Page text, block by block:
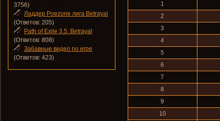
1
2
3
4
5
6
7
8
9
10
3756)
Ладдер Poezone лига Betrayal
(Ответов: 205)
Path of Exile 3.5: Betrayal
(Ответов: 808)
Забавные видео по игре
(Ответов: 423)